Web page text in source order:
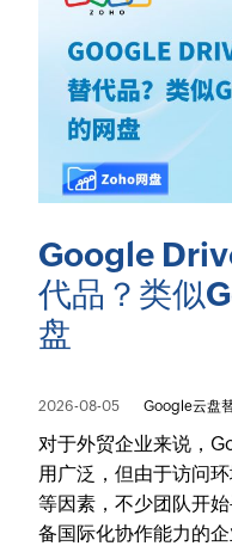
Google
代品？类似
盘
2026-08-05 Google云盘
对于外贸企业来说，
用广泛，但由于访问
等因素，不少团队开
备国际化协作能力的企